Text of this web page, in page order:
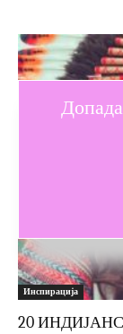
Инспирација
20